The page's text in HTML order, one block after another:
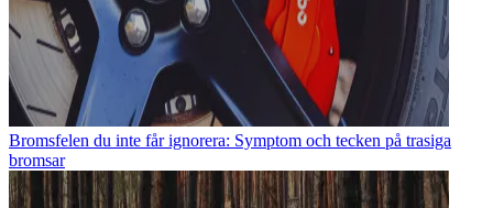
Bromsfelen du inte får ignorera: Symptom och tecken på trasiga
bromsar